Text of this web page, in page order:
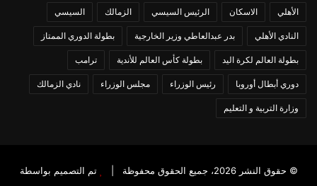
الأهلي الاسكان الرئيس السيسي الزمالك السيسي
النادي الأهلي بدر عبدالعاطي وزير الخارجية بطولة الدوري الممتاز
بطولة العالم لكرة اليد بطولة كأس العالم للأندية ترامب
دوري أبطال أوروبا رئيس الوزراء مجلس الوزراء نادي الزمالك
وزارة التربية و التعليم
© حقوق النشر 2026، جميع الحقوق محفوظة | تم التصميم بواسطة